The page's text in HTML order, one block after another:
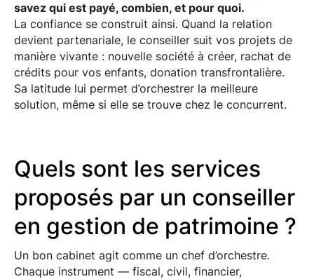
savez qui est payé, combien, et pour quoi.
La confiance se construit ainsi. Quand la relation
devient partenariale, le conseiller suit vos projets de
manière vivante : nouvelle société à créer, rachat de
crédits pour vos enfants, donation transfrontalière.
Sa latitude lui permet d’orchestrer la meilleure
solution, même si elle se trouve chez le concurrent.
Quels sont les services
proposés par un conseiller
en gestion de patrimoine ?
Un bon cabinet agit comme un chef d’orchestre.
Chaque instrument — fiscal, civil, financier,